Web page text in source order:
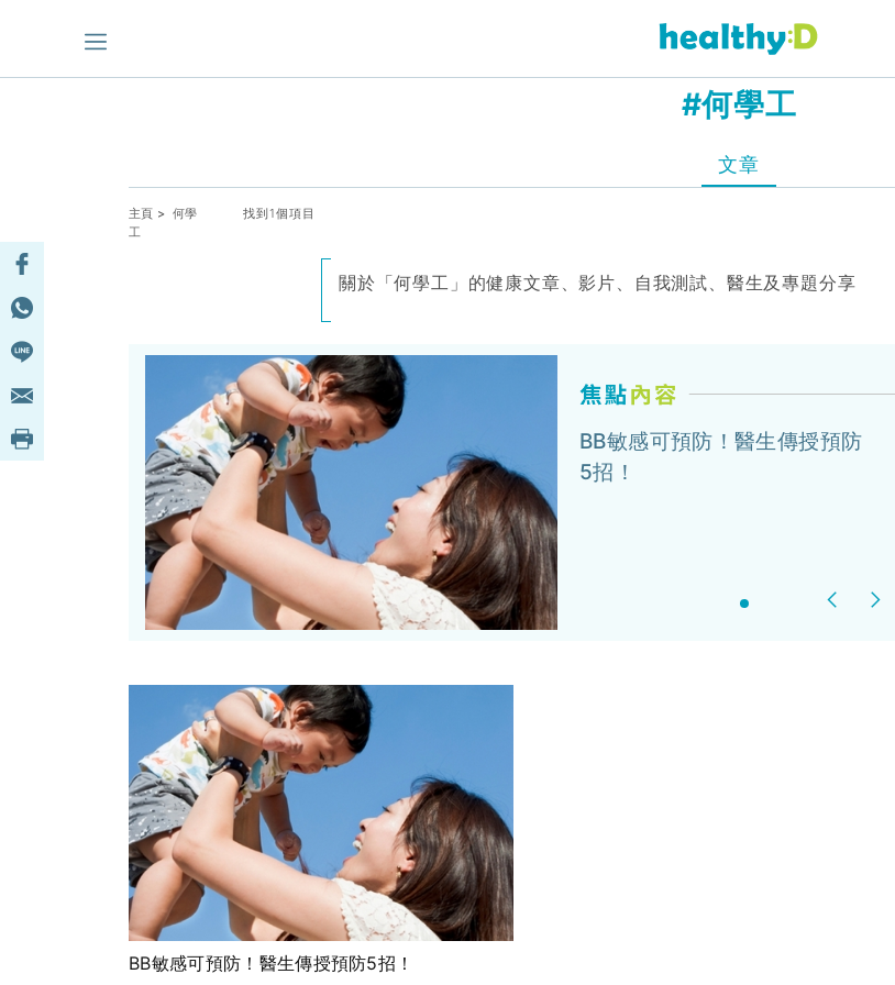
#何學工
文章
主頁 > 何學
工
找到1個項目
關於「何學工」的健康文章、影片、自我測試、醫生及專題分享
BB敏感可預防！醫生傳授預防
5招！
Previous
BB敏感可預防！醫生傳授預防5招！